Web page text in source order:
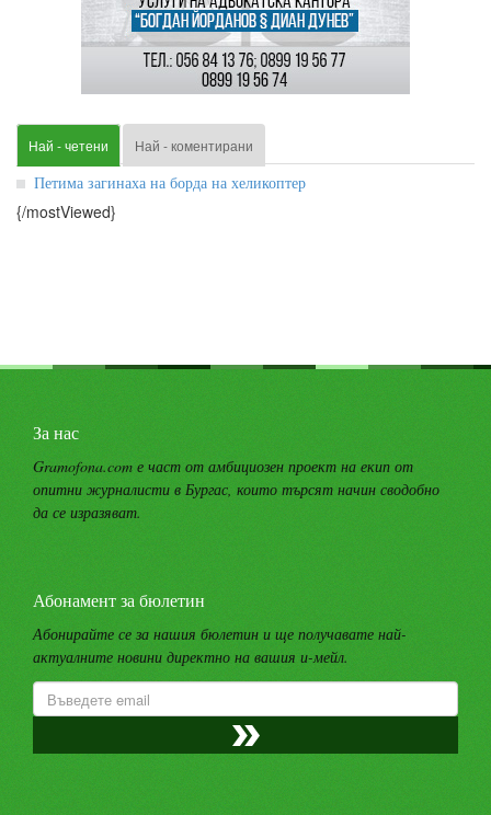
Най - четени Най - коментирани
Петима загинаха на борда на хеликоптер
{/mostViewed}
За нас
Gramofona.com е част от амбициозен проект на екип от
опитни журналисти в Бургас, които търсят начин сводобно
да се изразяват.
Абонамент за бюлетин
Абонирайте се за нашия бюлетин и ще получавате най-
актуалните новини директно на вашия и-мейл.